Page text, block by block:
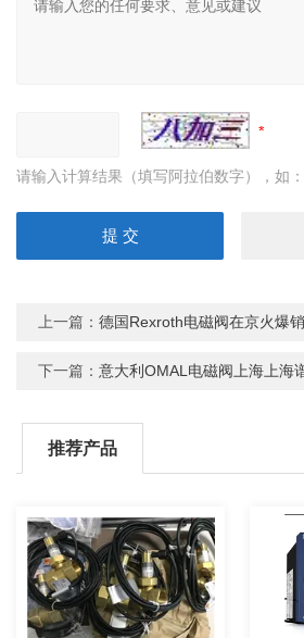
请输入计算结果（填写阿拉伯数字），如
上一篇：德国Rexroth电磁阀在京火爆
下一篇：意大利OMAL电磁阀上海上海
推荐产品